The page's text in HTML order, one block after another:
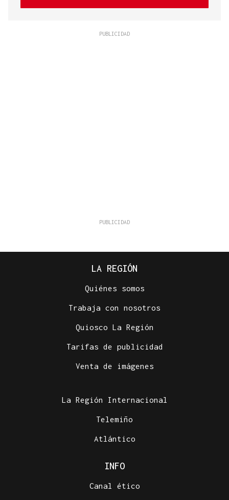
LA REGIÓN
Quiénes somos
Trabaja con nosotros
Quiosco La Región
Tarifas de publicidad
Venta de imágenes
La Región Internacional
Telemiño
Atlántico
INFO
Canal ético